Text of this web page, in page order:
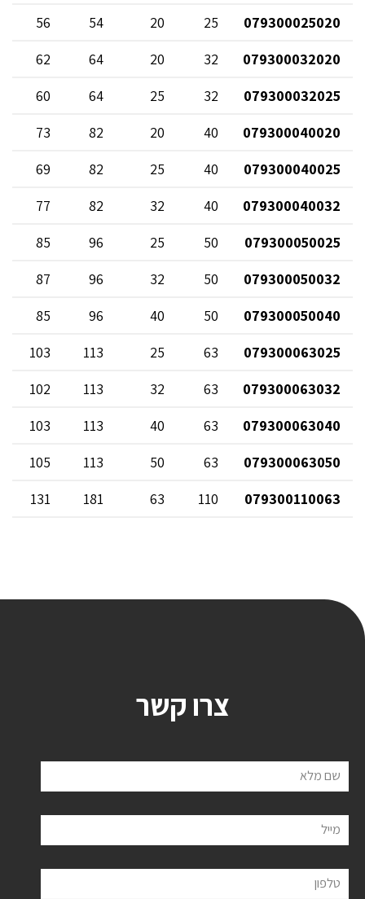
079300025020
25
20
54
56
079300032020
32
20
64
62
079300032025
32
25
64
60
079300040020
40
20
82
73
079300040025
40
25
82
69
079300040032
40
32
82
77
079300050025
50
25
96
85
079300050032
50
32
96
87
079300050040
50
40
96
85
079300063025
63
25
113
103
079300063032
63
32
113
102
079300063040
63
40
113
103
079300063050
63
50
113
105
079300110063
110
63
181
131
צרו קשר
שם מלא
מייל
טלפון